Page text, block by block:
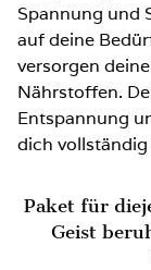
Spannung und
auf deine
versorgen
Nährstoffen.
Entspannung
dich vollständig
Paket für
Geist